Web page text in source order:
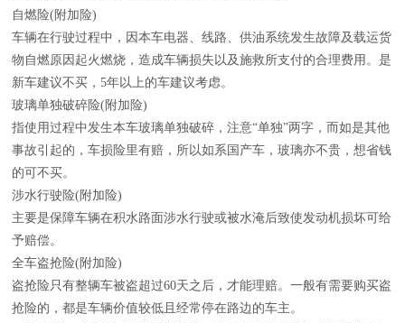
自燃险(附加险)
车辆在行驶过程中，因本车电器、线路、供油系统发生故障及载运货
物自燃原因起火燃烧，造成车辆损失以及施救所支付的合理费用。是
新车建议不买，5年以上的车建议考虑。
玻璃单独破碎险(附加险)
指使用过程中发生本车玻璃单独破碎，注意“单独”两字，而如是其他
事故引起的，车损险里有赔，所以如系国产车，玻璃亦不贵，想省钱
的可不买。
涉水行驶险(附加险)
主要是保障车辆在积水路面涉水行驶或被水淹后致使发动机损坏可给
予赔偿。
全车盗抢险(附加险)
盗抢险只有整辆车被盗超过60天之后，才能理赔。一般有需要购买盗
抢险的，都是车辆价值较低且经常停在路边的车主。